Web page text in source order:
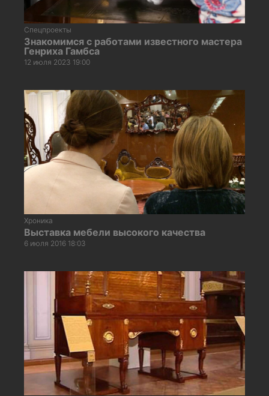
Спецпроекты
Знакомимся с работами известного мастера
Генриха Гамбса
12 июля 2023 19:00
Хроника
Выставка мебели высокого качества
6 июля 2016 18:03